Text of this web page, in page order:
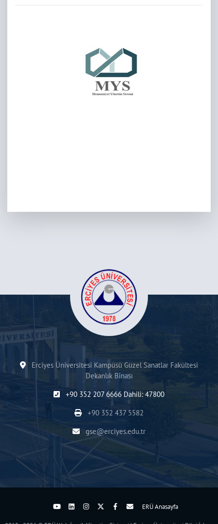
Erciyes Üniversitesi Kampüsü Güzel Sanatlar Fakültesi
Dekanlık Binası
+90 352 207 6666 Dahili: 47800
+90 352 437 5582
gse@erciyes.edu.tr
ERÜ Anasayfa